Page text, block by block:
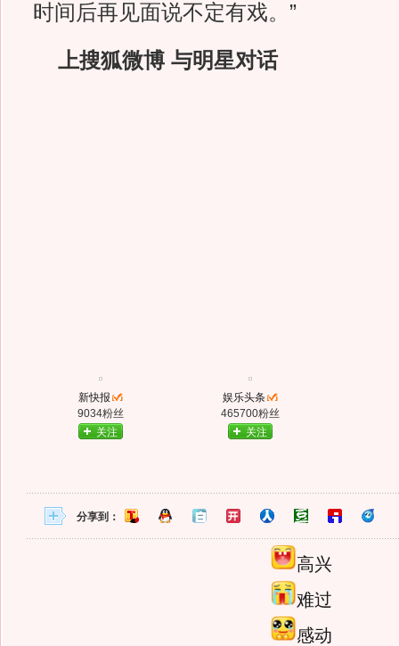
时间后再见面说不定有戏。”
上搜狐微博 与明星对话
新快报
9034粉丝
关注
娱乐头条
465700粉丝
关注
分享到：
高兴
难过
感动